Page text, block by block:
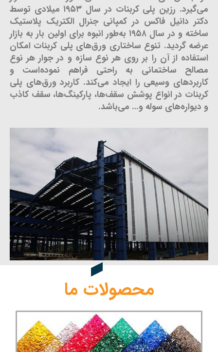
می‌گیرد. رزین پلی کربنات در سال ۱۹۵۳ میلادی توسط
دکتر دانیل فاکس در کمپانی جنرال الکتریک پلاستیک
ساخته و در سال ۱۹۵۸ به‌طور انبوه برای اولین بار به بازار
عرضه گردید. تنوع ساختاری ورق‌های پلی کربنات امکان
استفاده از آن را بر روی هر نوع سازه و در جوار هر نوع
مصالح ساختمانی به راحتی فراهم نموده‌است و
کاربردهای وسیعی را ایجاد می‌کند. کاربرد ورق‌های پلی
کربنات در انواع پوشش سقف‌ها، پارکینگ‌ها، سقف کاذب
و دیواره‌های سوله و… می‌باشد.
محصولات ما